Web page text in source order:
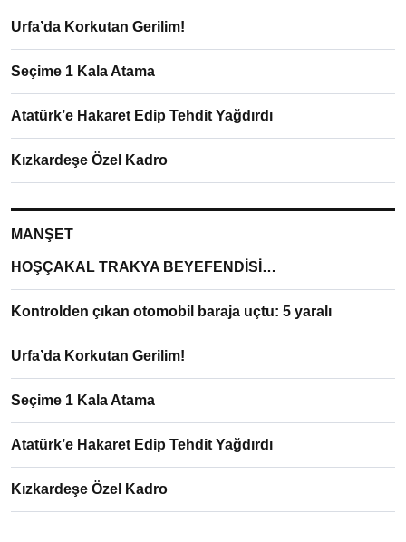
Urfa’da Korkutan Gerilim!
Seçime 1 Kala Atama
Atatürk’e Hakaret Edip Tehdit Yağdırdı
Kızkardeşe Özel Kadro
MANŞET
HOŞÇAKAL TRAKYA BEYEFENDİSİ…
Kontrolden çıkan otomobil baraja uçtu: 5 yaralı
Urfa’da Korkutan Gerilim!
Seçime 1 Kala Atama
Atatürk’e Hakaret Edip Tehdit Yağdırdı
Kızkardeşe Özel Kadro